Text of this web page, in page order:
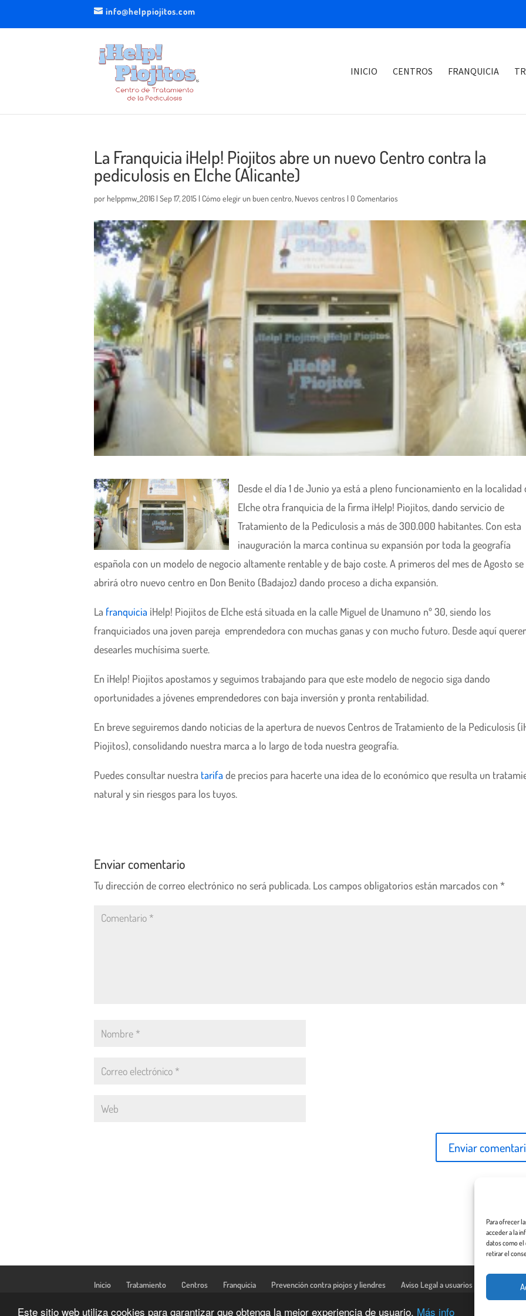
Este sitio web utiliza cookies para garantizar que obtenga la mejor experiencia de usuario. Más info
Para ofrecer
acceder a la
datos como el
retirar el
info@helppiojitos.com
INICIO CENTROS FRANQUICIA
La Franquicia ¡Help! Piojitos abre un nuevo Centro contra la
pediculosis en Elche (Alicante)
porhelppmw_2016 | Sep 17, 2015 | Cómo elegir un buen centro, Nuevos centros | 0 Comentarios
Desde el día 1 de Junio ya está a pleno funcionamiento en la localidad
Elche otra franquicia de la firma ¡Help! Piojitos, dando servicio de
Tratamiento de la Pediculosis a más de 300.000 habitantes. Con esta
inauguración la marca continua su expansión por toda la geografía
española con un modelo de negocio altamente rentable y de bajo coste. A primeros del mes de Agosto se
abrirá otro nuevo centro en Don Benito (Badajoz) dando proceso a dicha expansión.
La franquicia ¡Help! Piojitos de Elche está situada en la calle Miguel de Unamuno nº 30, siendo los
franquiciados una joven pareja emprendedora con muchas ganas y con mucho futuro. Desde aquí
desearles muchísima suerte.
En ¡Help! Piojitos apostamos y seguimos trabajando para que este modelo de negocio siga dando
oportunidades a jóvenes emprendedores con baja inversión y pronta rentabilidad.
En breve seguiremos dando noticias de la apertura de nuevos Centros de Tratamiento de la Pediculosis
Piojitos), consolidando nuestra marca a lo largo de toda nuestra geografía.
Puedes consultar nuestra tarifa de precios para hacerte una idea de lo económico que resulta un
natural y sin riesgos para los tuyos.
Enviar comentario
Tu dirección de correo electrónico no será publicada. Los campos obligatorios están marcados con *
Inicio Tratamiento Centros Franquicia Prevención contra piojos y liendres Aviso Legal a usuarios de esta web